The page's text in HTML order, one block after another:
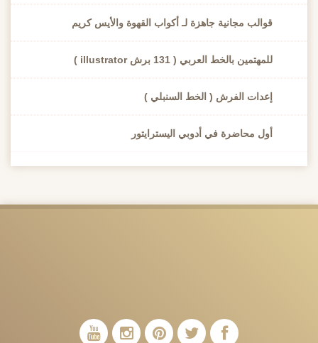
قوالب مجانية جاهزة لـ أكواب القهوة والأيس كريم
للمهتمين بالخط العربي ( 131 برش illustrator )
إعدات الفرش ( الخط السنبلي )
أول محاضرة في أدوبي اليسترايتور